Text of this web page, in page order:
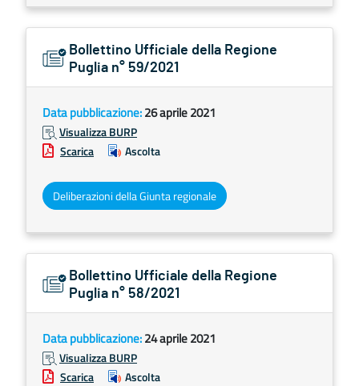
Bollettino Ufficiale della Regione
Puglia n° 59/2021
Data pubblicazione:26 aprile 2021
Visualizza BURP
Scarica
Ascolta
Deliberazioni della Giunta regionale
Bollettino Ufficiale della Regione
Puglia n° 58/2021
Data pubblicazione:24 aprile 2021
Visualizza BURP
Scarica
Ascolta